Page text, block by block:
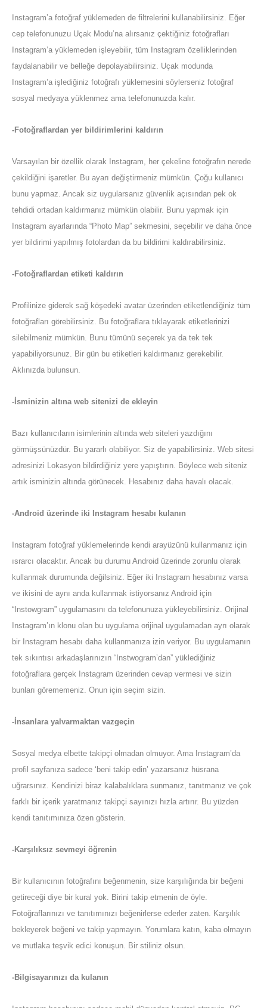
Instagram’a fotoğraf yüklemeden de filtrelerini kullanabilirsiniz. Eğer
cep telefonunuzu Uçak Modu’na alırsanız çektiğiniz fotoğrafları
Instagram’a yüklemeden işleyebilir, tüm Instagram özelliklerinden
faydalanabilir ve belleğe depolayabilirsiniz. Uçak modunda
Instagram’a işlediğiniz fotoğrafı yüklemesini söylerseniz fotoğraf
sosyal medyaya yüklenmez ama telefonunuzda kalır.
-Fotoğraflardan yer bildirimlerini kaldırın
Varsayılan bir özellik olarak Instagram, her çekeline fotoğrafın nerede
çekildiğini işaretler. Bu ayarı değiştirmeniz mümkün. Çoğu kullanıcı
bunu yapmaz. Ancak siz uygularsanız güvenlik açısından pek ok
tehdidi ortadan kaldırmanız mümkün olabilir. Bunu yapmak için
Instagram ayarlarında “Photo Map” sekmesini, seçebilir ve daha önce
yer bildirimi yapılmış fotolardan da bu bildirimi kaldırabilirsiniz.
-Fotoğraflardan etiketi kaldırın
Profilinize giderek sağ köşedeki avatar üzerinden etiketlendiğiniz tüm
fotoğrafları görebilirsiniz. Bu fotoğraflara tıklayarak etiketlerinizi
silebilmeniz mümkün. Bunu tümünü seçerek ya da tek tek
yapabiliyorsunuz. Bir gün bu etiketleri kaldırmanız gerekebilir.
Aklınızda bulunsun.
-İsminizin altına web sitenizi de ekleyin
Bazı kullanıcıların isimlerinin altında web siteleri yazdığını
görmüşsünüzdür. Bu yararlı olabiliyor. Siz de yapabilirsiniz. Web sitesi
adresinizi Lokasyon bildirdiğiniz yere yapıştırın. Böylece web siteniz
artık isminizin altında görünecek. Hesabınız daha havalı olacak.
-Android üzerinde iki Instagram hesabı kulanın
Instagram fotoğraf yüklemelerinde kendi arayüzünü kullanmanız için
ısrarcı olacaktır. Ancak bu durumu Android üzerinde zorunlu olarak
kullanmak durumunda değilsiniz. Eğer iki Instagram hesabınız varsa
ve ikisini de aynı anda kullanmak istiyorsanız Android için
“Instowgram” uygulamasını da telefonunuza yükleyebilirsiniz. Orijinal
Instagram’ın klonu olan bu uygulama orijinal uygulamadan ayrı olarak
bir Instagram hesabı daha kullanmanıza izin veriyor. Bu uygulamanın
tek sıkıntısı arkadaşlarınızın “Instwogram’dan” yüklediğiniz
fotoğraflara gerçek Instagram üzerinden cevap vermesi ve sizin
bunları görememeniz. Onun için seçim sizin.
-İnsanlara yalvarmaktan vazgeçin
Sosyal medya elbette takipçi olmadan olmuyor. Ama Instagram’da
profil sayfanıza sadece ‘beni takip edin’ yazarsanız hüsrana
uğrarsınız. Kendinizi biraz kalabalıklara sunmanız, tanıtmanız ve çok
farklı bir içerik yaratmanız takipçi sayınızı hızla artırır. Bu yüzden
kendi tanıtımınıza özen gösterin.
-Karşılıksız sevmeyi öğrenin
Bir kullanıcının fotoğrafını beğenmenin, size karşılığında bir beğeni
getireceği diye bir kural yok. Birini takip etmenin de öyle.
Fotoğraflarınızı ve tanıtımınızı beğenirlerse ederler zaten. Karşılık
bekleyerek beğeni ve takip yapmayın. Yorumlara katın, kaba olmayın
ve mutlaka teşvik edici konuşun. Bir stiliniz olsun.
-Bilgisayarınızı da kulanın